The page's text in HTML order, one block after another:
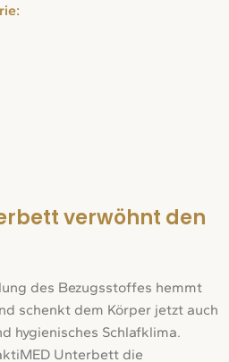
verwöhnt den
des Bezugsstoffes hemmt
schenkt dem Körper jetzt auch
hygienisches Schlafklima.
Unterbett die